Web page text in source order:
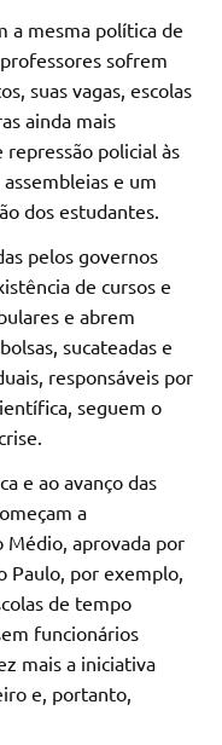
a mesma política de
sofrem
suas vagas, escolas
ainda mais
repressão policial às
e um
dos estudantes.
pelos governos
de cursos e
e abrem
sucateadas e
responsáveis por
seguem o
e ao avanço das
a
Médio, aprovada por
Paulo, por exemplo,
de tempo
funcionários
mais a iniciativa
e, portanto,